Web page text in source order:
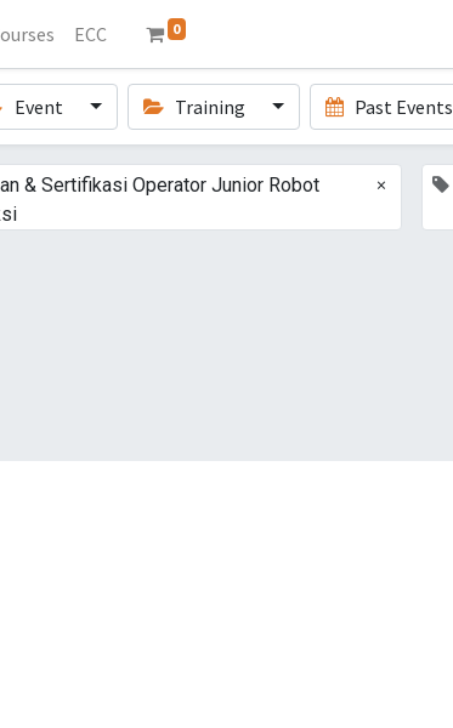
ECC 0
Event Training Past Events
& Sertifikasi Operator Junior Robot
×